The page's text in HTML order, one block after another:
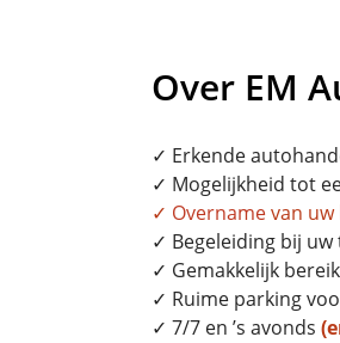
Over EM
✓ Erkende
✓ Mogelijkheid tot
✓ Overnamevan
✓ Begeleiding bij
✓ Gemakkelijk
✓ Ruime parking
✓ 7/7 en ’s avonds